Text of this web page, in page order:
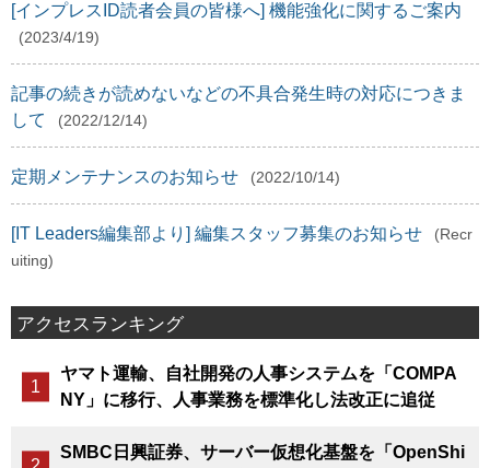
[インプレスID読者会員の皆様へ] 機能強化に関するご案内
(2023/4/19)
記事の続きが読めないなどの不具合発生時の対応につきま
して
(2022/12/14)
定期メンテナンスのお知らせ (2022/10/14)
[IT Leaders編集部より] 編集スタッフ募集のお知らせ
(Recr
uiting)
アクセスランキング
ヤマト運輸、自社開発の人事システムを「COMPA
NY」に移行、人事業務を標準化し法改正に追従
SMBC日興証券、サーバー仮想化基盤を「OpenShi